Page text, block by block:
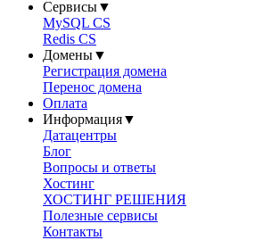
Сервисы▼
MySQL CS
Redis CS
Домены▼
Регистрация домена
Перенос домена
Оплата
Информация▼
Датацентры
Блог
Вопросы и ответы
Хостинг
ХОСТИНГ РЕШЕНИЯ
Полезные сервисы
Контакты